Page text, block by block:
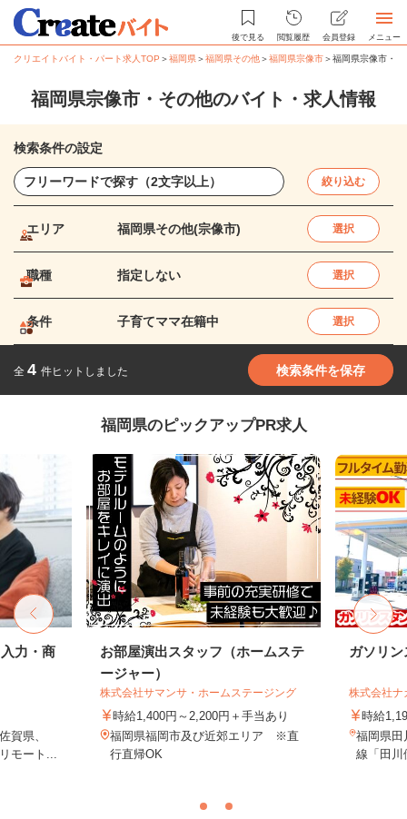
後で見る 閲覧履歴 会員登録 メニュー
クリエイトバイト・パート求人TOP ＞福岡県＞福岡県その他＞福岡県宗像市＞福岡県宗像市・
福岡県宗像市・その他のバイト・求人情報
検索条件の設定
絞り込む
エリア 福岡県その他(宗像市) 選択
職種 指定しない 選択
条件 子育てママ在籍中 選択
全 4 件ヒットしました 検索条件を保存
福岡県のピックアップPR求人
力・商
賀県、
モート...
お部屋演出スタッフ（ホームステ
ージャー）
株式会社サマンサ・ホームステージング
時給1,400円～2,200円＋手当あり
福岡県福岡市及び近郊エリア ※直
行直帰OK
ガソリ
株式会社
時給
福岡県田
線「田川